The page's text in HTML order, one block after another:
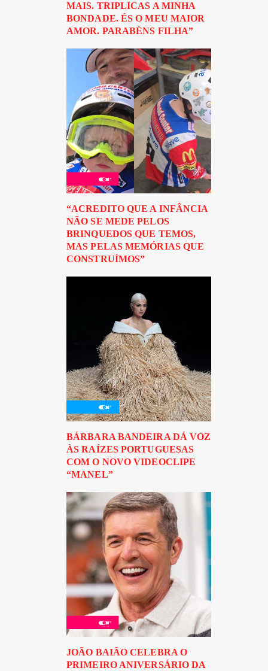
MAIS. TRIPLICAS A MINHA
BONDADE. ÉS O MEU MAIOR
AMOR. PARABÉNS FILHA”
“ACREDITO QUE A INFÂNCIA
NÃO SE MEDE PELOS
BRINQUEDOS QUE TEMOS,
MAS PELAS MEMÓRIAS QUE
CONSTRUÍMOS”
BÁRBARA BANDEIRA DÁ VOZ
ÀS RAÍZES PORTUGUESAS
COM O NOVO VIDEOCLIPE
“MANEL”
JOÃO BAIÃO CELEBRA O
PRIMEIRO ANIVERSÁRIO DA